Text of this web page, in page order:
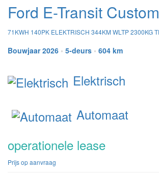
Ford E-Transit Custom
Bouwjaar 2026 • 5-deurs • 604 km
Elektrisch
Automaat
operationele lease
Prijs op aanvraag